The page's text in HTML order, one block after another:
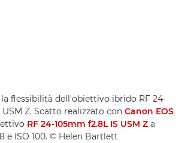
flessibilità dell'obiettivo ibrido RF 24-
USM Z. Scatto realizzato con Canon EOS
RF 24-105mm f2.8L IS USM Z a
e ISO 100. © Helen Bartlett